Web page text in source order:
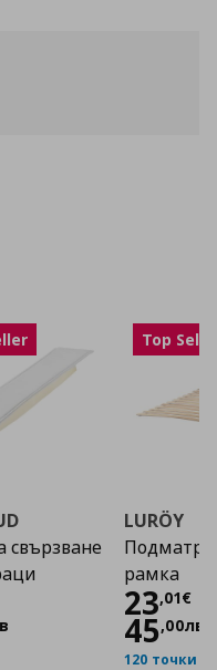
свързване
Top
LURÖY
рамка
23,01€
Цена
45,00лв
120 точки